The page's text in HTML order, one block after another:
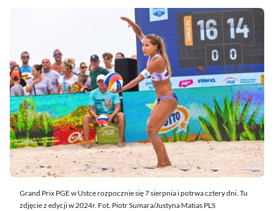
Grand Prix PGE w Ustce rozpocznie się 7 sierpnia i potrwa cztery dni. Tu
zdjęcie z edycji w 2024r. Fot. Piotr Sumara/Justyna Matias PLS